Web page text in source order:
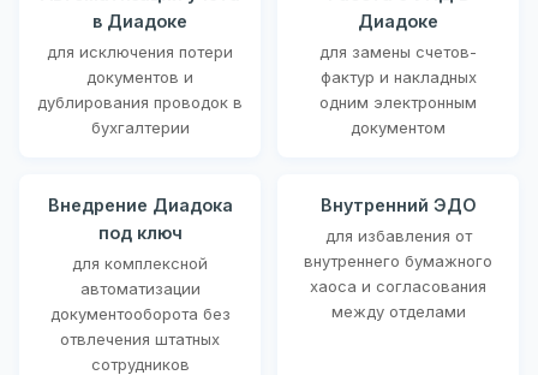
в Диадоке
для исключения потери
документов и
дублирования проводок в
бухгалтерии
Диадоке
для замены счетов-
фактур и накладных
одним электронным
документом
Внедрение Диадока
под ключ
для комплексной
автоматизации
документооборота без
отвлечения штатных
сотрудников
Внутренний ЭДО
для избавления от
внутреннего бумажного
хаоса и согласования
между отделами